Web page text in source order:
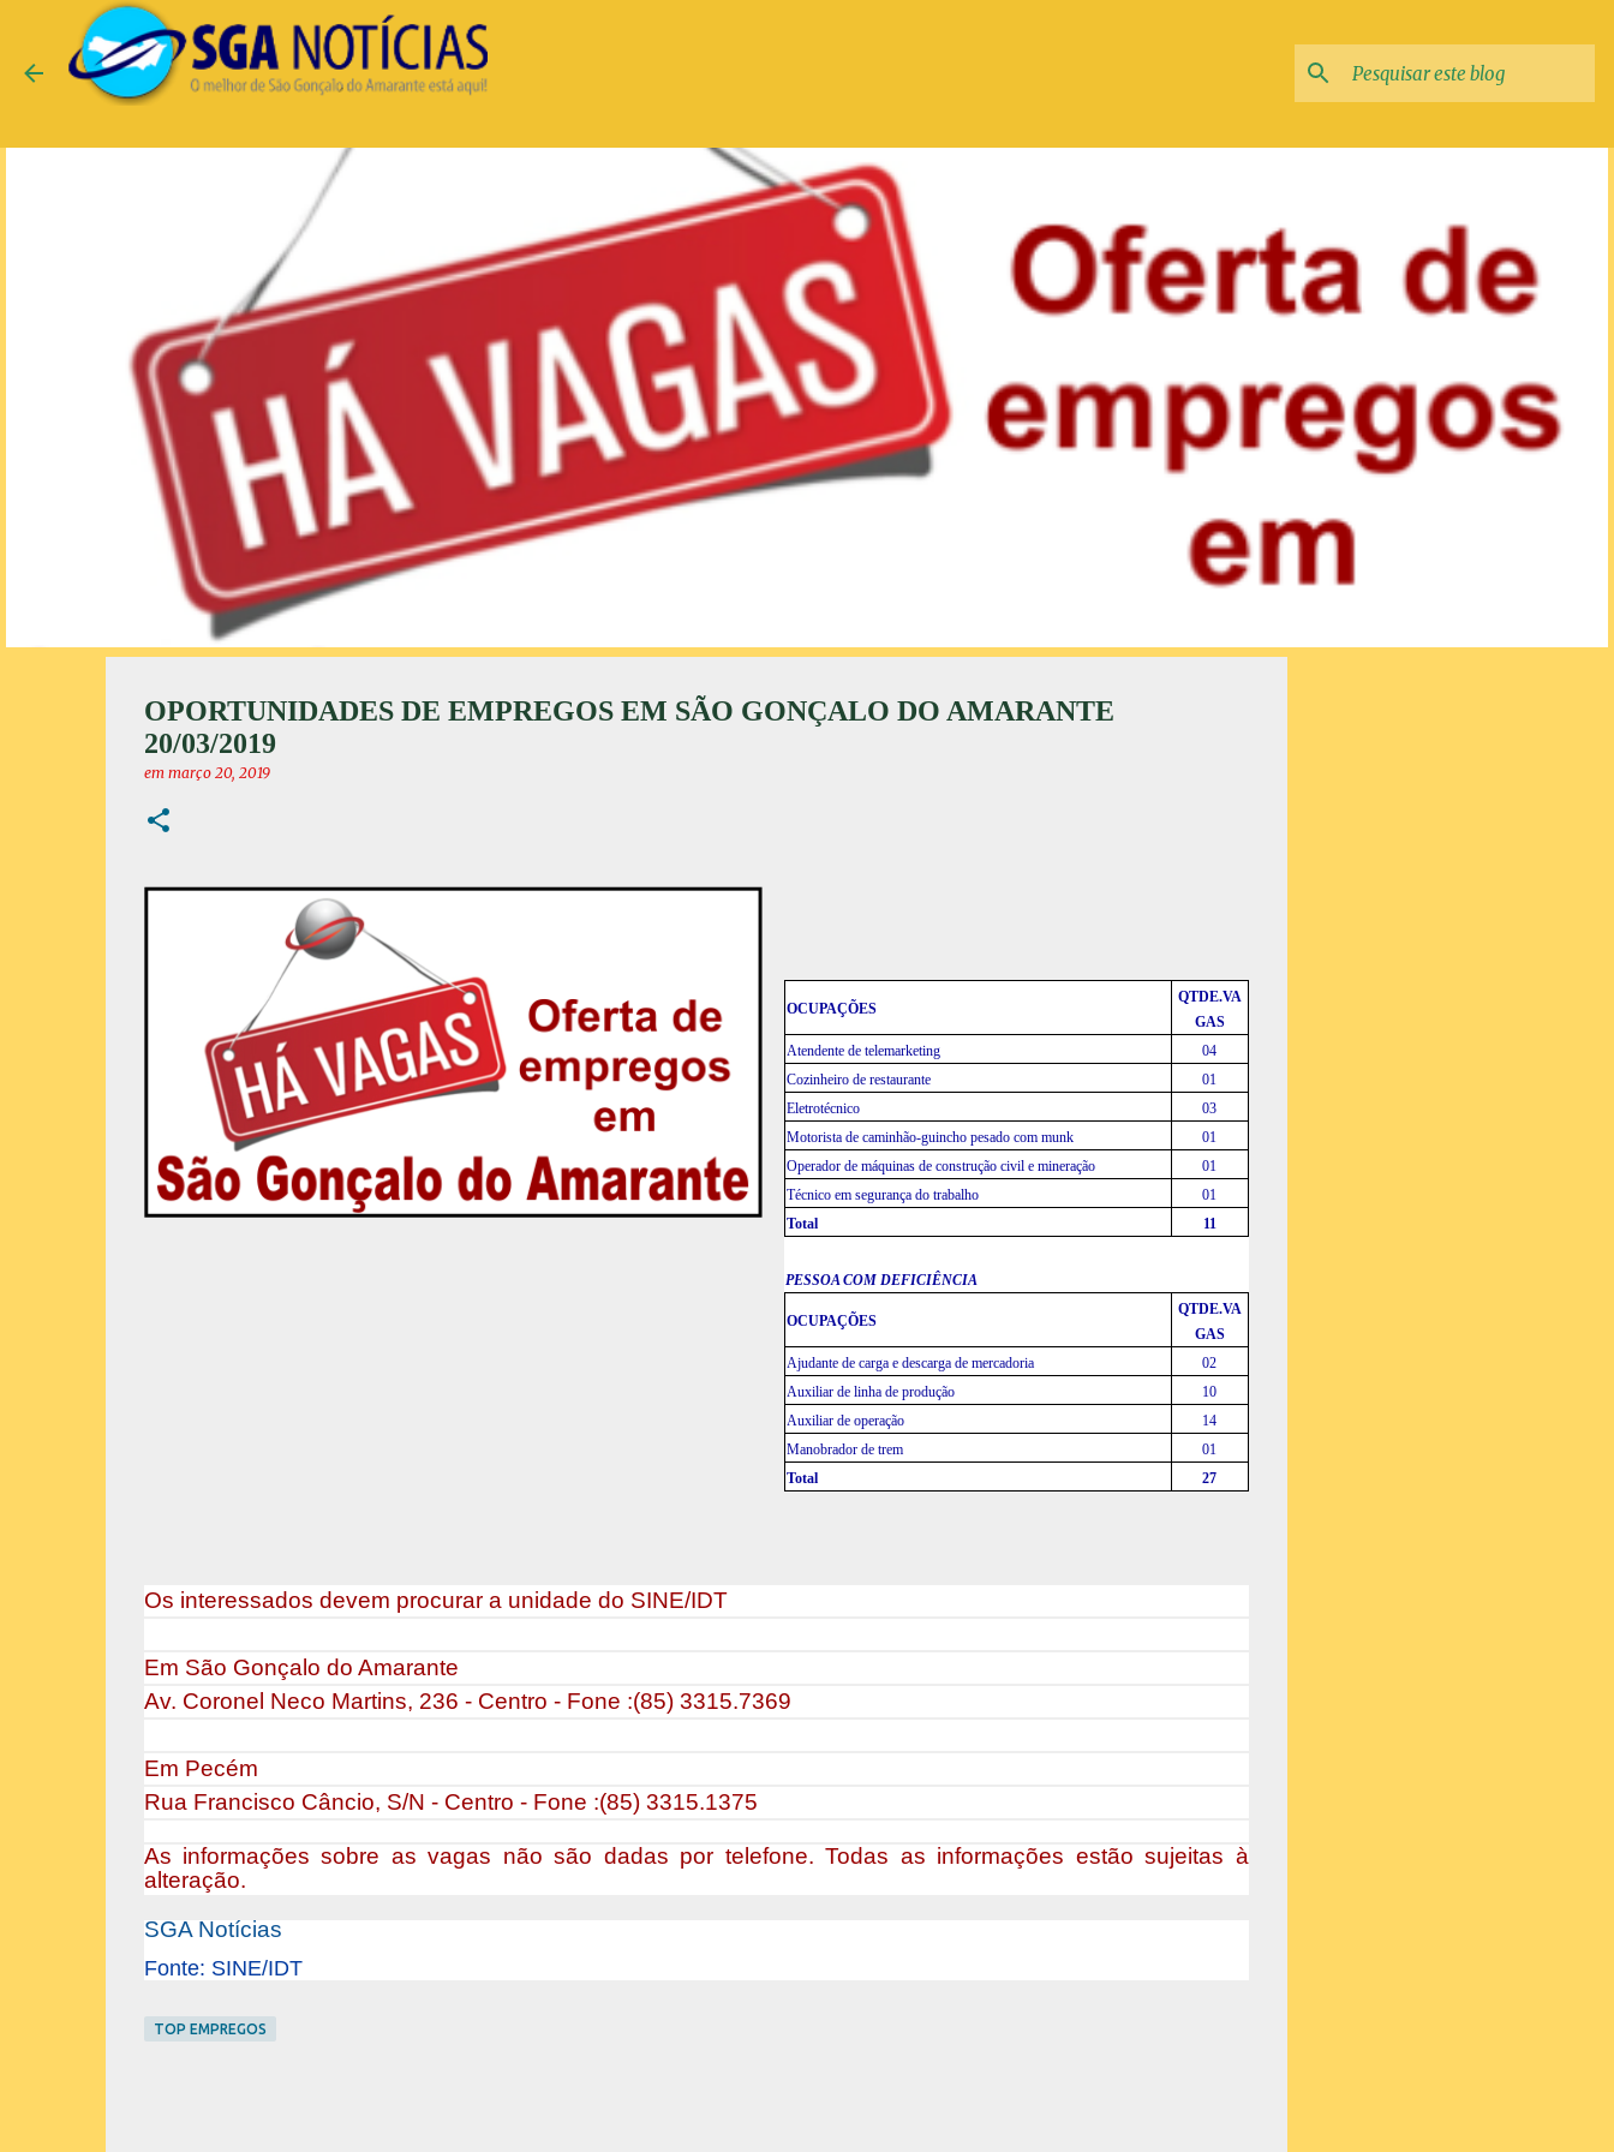
OPORTUNIDADES DE EMPREGOS EM SÃO GONÇALO DO AMARANTE
20/03/2019
em março 20, 2019
OCUPAÇÕES
QTDE.VA
GAS
Atendente de telemarketing
04
Cozinheiro de restaurante
01
Eletrotécnico
03
Motorista de caminhão-guincho pesado com munk
01
Operador de máquinas de construção civil e mineração
01
Técnico em segurança do trabalho
01
Total
11
PESSOA COM DEFICIÊNCIA
OCUPAÇÕES
QTDE.VA
GAS
Ajudante de carga e descarga de mercadoria
02
Auxiliar de linha de produção
10
Auxiliar de operação
14
Manobrador de trem
01
Total
27
Os interessados devem procurar a unidade do SINE/IDT
Em São Gonçalo do Amarante
Av. Coronel Neco Martins, 236 - Centro - Fone :(85) 3315.7369
Em Pecém
Rua Francisco Câncio, S/N - Centro - Fone :(85) 3315.1375
As informações sobre as vagas não são dadas por telefone. Todas as informações estão sujeitas à
alteração.
SGA Notícias
Fonte: SINE/IDT
TOP EMPREGOS